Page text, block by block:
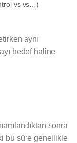
vs vs…)
aynı
hedef haline
sonra
bu süre genellikle